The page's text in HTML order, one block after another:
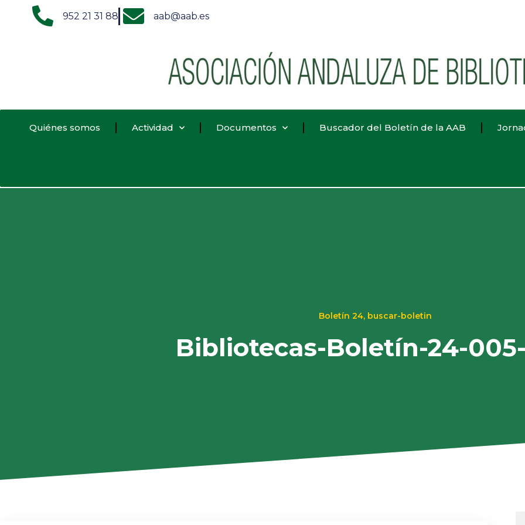
952 21 31 88 aab@aab.es
Quiénes somos Actividad Documentos Buscador del Boletín de la AAB
Boletín 24, buscar-boletin
Bibliotecas-Boletín-24-